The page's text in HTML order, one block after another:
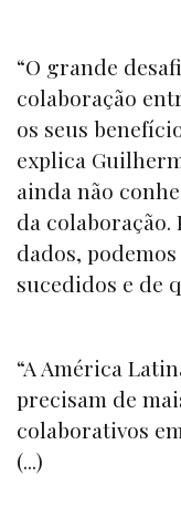
“O grande
colaboração
os seus
explica
ainda não
da colaboração.
dados,
sucedidos e de
“A América
precisam de
colaborativos
(...)